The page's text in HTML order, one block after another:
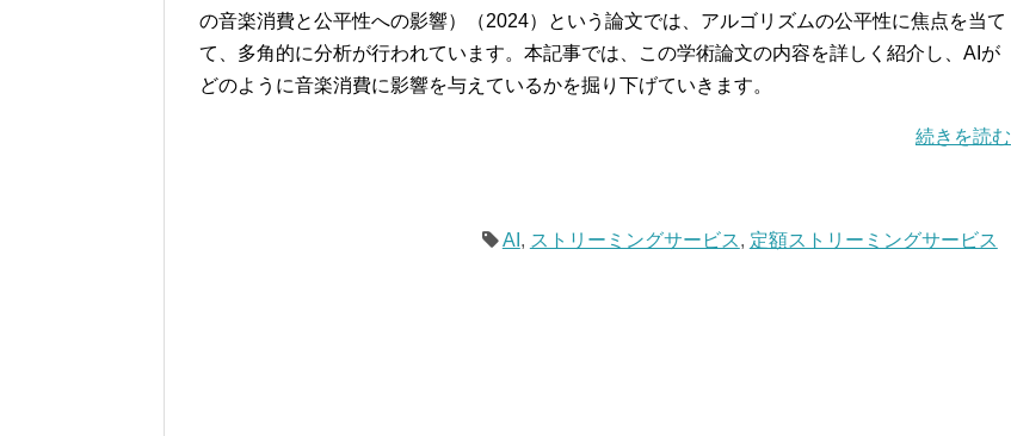
の音楽消費と公平性への影響）（2024）という論文では、アルゴリズムの公平性に焦点を当て
て、多角的に分析が行われています。本記事では、この学術論文の内容を詳しく紹介し、AIが
どのように音楽消費に影響を与えているかを掘り下げていきます。
続きを読む
AI , ストリーミングサービス, 定額ストリーミングサービス